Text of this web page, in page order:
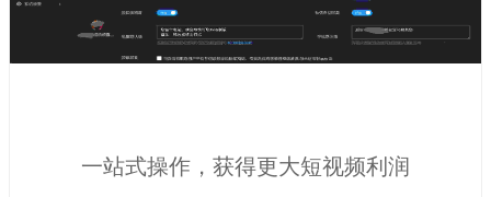
一站式操作，获得更大短视频利润